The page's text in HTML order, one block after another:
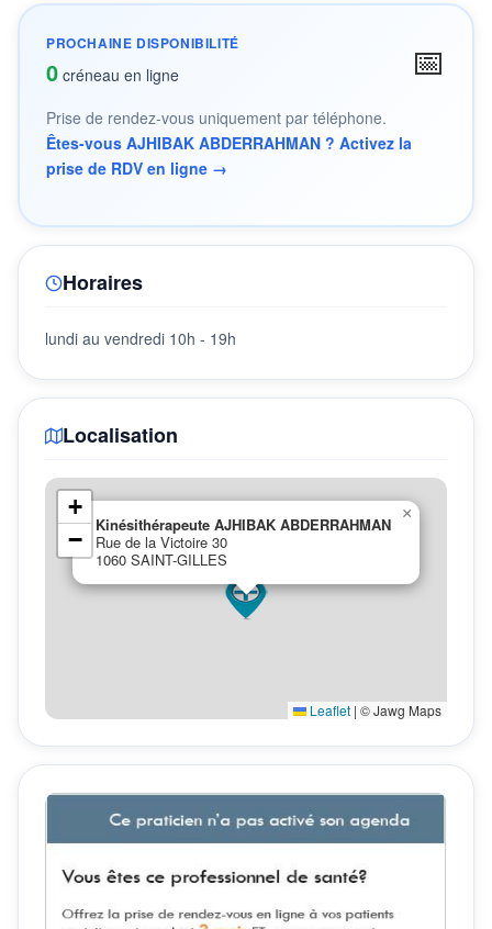
PROCHAINE DISPONIBILITÉ
0 créneau en ligne 📅
Prise de rendez-vous uniquement par téléphone.
Êtes-vous AJHIBAK ABDERRAHMAN ? Activez la
prise de RDV en ligne →
Horaires
lundi au vendredi 10h - 19h
Localisation
Kinésithérapeute AJHIBAK ABDERRAHMAN
Rue de la Victoire 30
1060 SAINT-GILLES
×
+
−
Leaflet | © Jawg Maps